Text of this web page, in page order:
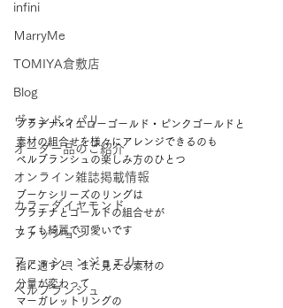
infini
ＭarryMe
TOMIYA倉敷店
Blog
ヴァンドゥパリ
オーダー品のご紹介
オンライン雑誌掲載情報
カラーダイヤモンド
ファッション
ファッションジュエリー
ベルブランシュ
プラチナ×イエローゴールド・ピンクゴールドと
素材の組合せを様々にアレンジできるのも
ベルブランシュの楽しみ方のひとつ
ブーケシリーズのリングは
プラチナとゴールドの組合せが
とても綺麗で可愛いです
指に通すと、また見える素材の
分量が変わって
マーガレットリングの